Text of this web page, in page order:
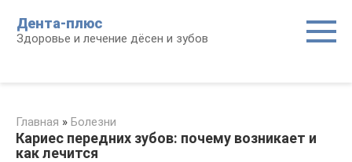
контенту
Дента-плюс
Здоровье и лечение дёсен и зубов
Главная » Болезни
Кариес передних зубов: почему возникает и
как лечится